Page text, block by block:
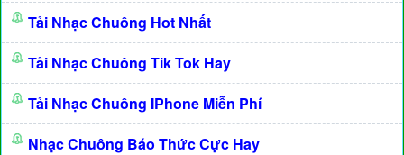
Tải Nhạc Chuông Hot Nhất
Tải Nhạc Chuông Tik Tok Hay
Tải Nhạc Chuông IPhone Miễn Phí
Nhạc Chuông Báo Thức Cực Hay